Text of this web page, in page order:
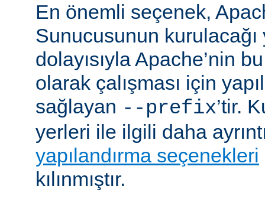
En önemli seçenek,
Sunucusunun
dolayısıyla Apache’nin
olarak çalışması için
sağlayan --prefix’tir.
yerleri ile ilgili daha
yapılandırma seçenekleri
kılınmıştır.